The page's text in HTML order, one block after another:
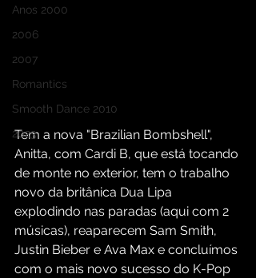
Anos 2000
2006
2007
Romantics
Smooth Dance 2010
2023
Tem a nova "Brazilian Bombshell",
Anitta, com Cardi B, que está tocando
de monte no exterior, tem o trabalho
novo da britânica Dua Lipa
explodindo nas paradas (aqui com 2
músicas), reaparecem Sam Smith,
Justin Bieber e Ava Max e concluímos
com o mais novo sucesso do K-Pop